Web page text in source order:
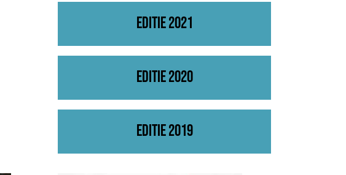
Editie 2021
Editie 2020
Editie 2019